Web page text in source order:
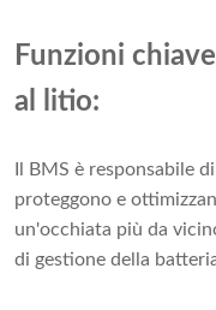
Funzioni
al litio:
Il BMS è responsabile
proteggono e
un'occhiata più da
di gestione della